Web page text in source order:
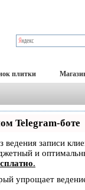
плитки
Telegram-боте
ведения записи
и
.
упрощает